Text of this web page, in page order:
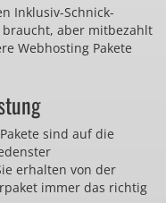
Inklusiv-Schnick-
braucht, aber mitbezahlt
Webhosting Pakete
sind auf die
erhalten von der
immer das richtig